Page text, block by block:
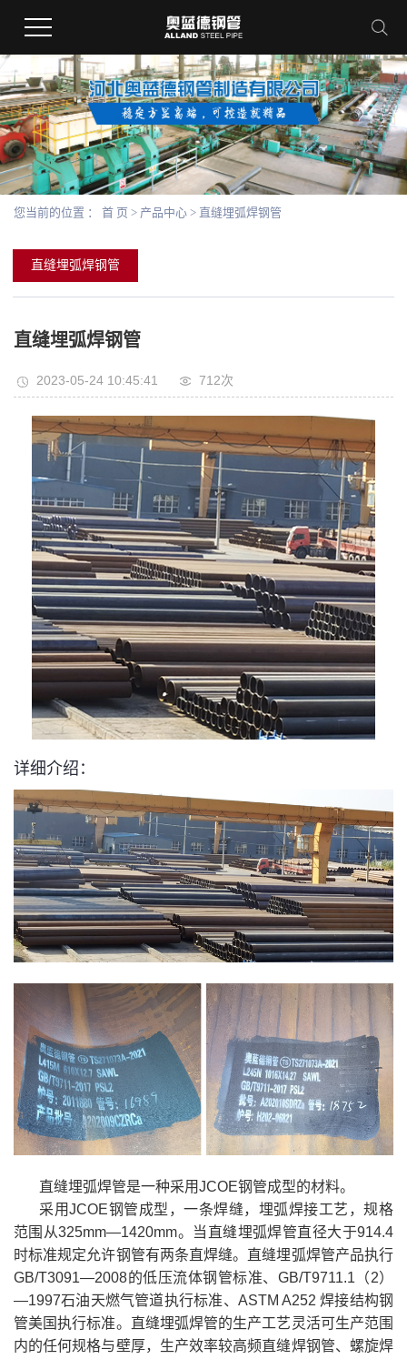
您当前的位置 ： 首 页 > 产品中心 > 直缝埋弧焊钢管
直缝埋弧焊钢管
直缝埋弧焊钢管
2023-05-24 10:45:41 712次
详细介绍：
直缝埋弧焊管是一种采用JCOE钢管成型的材料。
采用JCOE钢管成型，一条焊缝，埋弧焊接工艺，规格
范围从325mm—1420mm。当直缝埋弧焊管直径大于914.4
时标准规定允许钢管有两条直焊缝。直缝埋弧焊管产品执行
GB/T3091—2008的低压流体钢管标准、GB/T9711.1（2）
—1997石油天燃气管道执行标准、ASTM A252 焊接结构钢
管美国执行标准。直缝埋弧焊管的生产工艺灵活可生产范围
内的任何规格与壁厚，生产效率较高频直缝焊钢管、螺旋焊